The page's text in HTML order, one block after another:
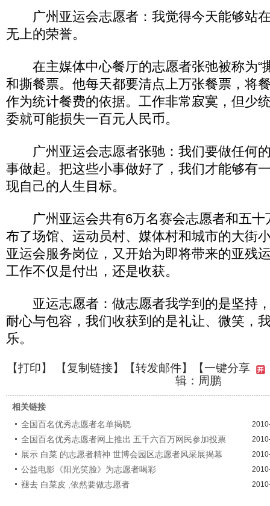
广州亚运会志愿者：我觉得今天能够站
无上的荣誉。
在主媒体中心餐厅的志愿者张弛被称为“
和撕餐票。他每天都要清点上万张餐票，将
作为统计餐费的依据。工作非常寂寞，但少
委就可能损失一百元人民币。
广州亚运会志愿者张驰：我们要做任何
事做起。把这些小事做好了，我们才能够有
现自己的人生目标。
广州亚运会共有6万名赛会志愿者和五十
布了场馆、运动员村、媒体村和城市的大街
亚运会服务岗位，又开始为即将带来的亚残
工作不仅是付出，还是收获。
亚运志愿者：做志愿者我学到的是坚持
耐心与包容，我们收获到的是礼让、微笑，
乐。
【打印】 【复制链接】【转发邮件】
【一键分享
辑：周鹏
相关链接
全国百名优秀志愿者名单揭晓
全国百名优秀志愿者网上推出 五千六百万网民参加投票
展示 白菜 的志愿者精神 世博会园区志愿者风采展揭幕
公益电影《阳光笑脸》为志愿者喝彩
褪去 白菜皮 ,依然要做志愿者